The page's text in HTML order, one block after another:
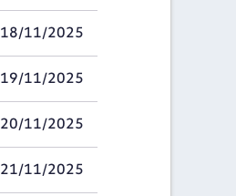
18/11/2025
19/11/2025
20/11/2025
21/11/2025